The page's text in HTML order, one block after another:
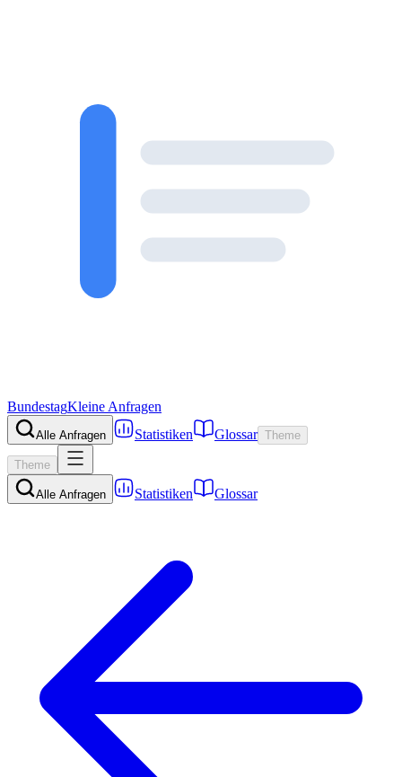
BundestagKleine Anfragen
Alle Anfragen Statistiken Glossar Theme
Theme
Alle Anfragen Statistiken Glossar